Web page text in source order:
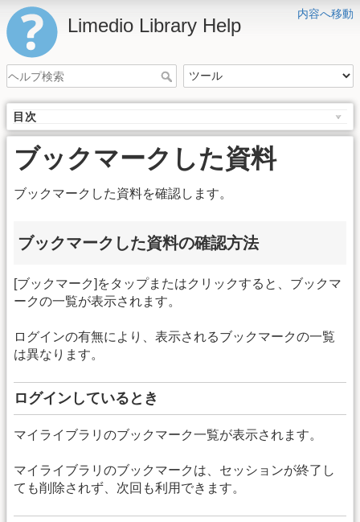
内容へ移動
Limedio Library Help
目次
ブックマークした資料
ブックマークした資料を確認します。
ブックマークした資料の確認方法
[ブックマーク]をタップまたはクリックすると、ブックマ
ークの一覧が表示されます。
ログインの有無により、表示されるブックマークの一覧
は異なります。
ログインしているとき
マイライブラリのブックマーク一覧が表示されます。
マイライブラリのブックマークは、セッションが終了し
ても削除されず、次回も利用できます。